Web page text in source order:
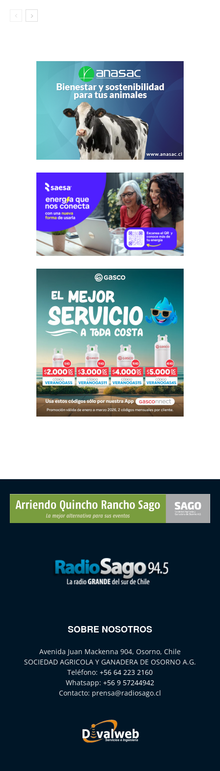
SOBRE NOSOTROS
Avenida Juan Mackenna 904, Osorno, Chile
SOCIEDAD AGRICOLA Y GANADERA DE OSORNO A.G.
Teléfono: +56 64 223 2160
Whatsapp: +56 9 57244942
Contacto: prensa@radiosago.cl